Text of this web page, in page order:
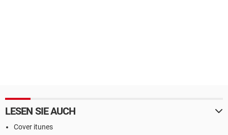
LESEN SIE AUCH
Cover itunes